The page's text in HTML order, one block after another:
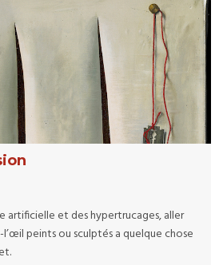
artificielle et des hypertrucages, aller
peints ou sculptés a quelque chose